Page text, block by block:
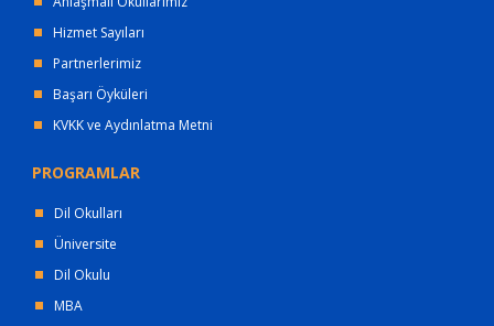
Hizmet Sayıları
Partnerlerimiz
Başarı Öyküleri
KVKK ve Aydınlatma Metni
PROGRAMLAR
Dil Okulları
Üniversite
Dil Okulu
MBA